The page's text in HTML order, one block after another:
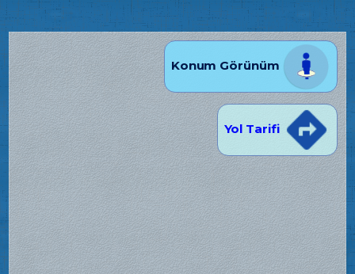
Konum Görünüm
Yol Tarifi